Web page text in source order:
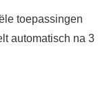
toepassingen
automatisch na 3